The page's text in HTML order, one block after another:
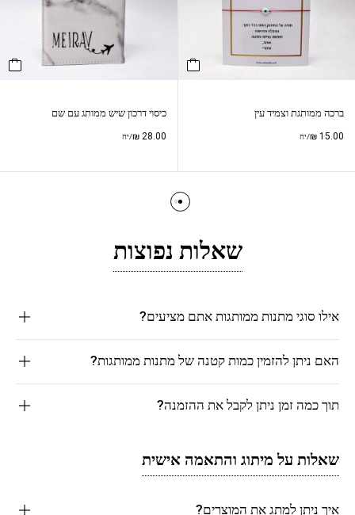
ברכה ממותגת וצמיד עין
₪ 15.00 /יח
כיסוי דרכון שיש ממותג עם שם
₪28.00 /יח
שאלות נפוצות
אילו סוגי מתנות ממותגות אתם מציעים?
האם ניתן להזמין כמות קטנה של מתנות ממותגות?
תוך כמה זמן ניתן לקבל את ההזמנה?
שאלות על מיתוג והתאמה אישית
איך ניתן למתג את המוצרים?